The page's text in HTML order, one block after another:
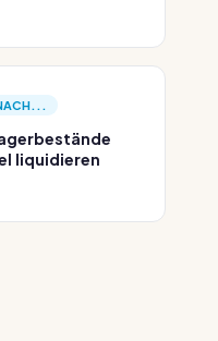
liquidieren